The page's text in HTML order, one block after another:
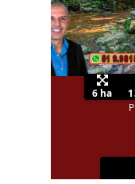
6 ha